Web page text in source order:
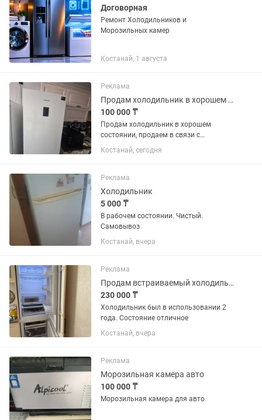
Договорная
Ремонт Холодильников и
Морозильных камер
Костанай, 1 августа
Реклама
Продам холодильник в хорошем состоянии
100 000 ₸
Продам холодильник в хорошем
состоянии, продаем в связи с
переездом
Костанай, сегодня
Реклама
Холодильник
5 000 ₸
В рабочем состоянии. Чистый.
Самовывоз
Костанай, вчера
Реклама
Продам встраиваемый холодильник
230 000 ₸
Холодильник был в использовании 2
года. Состояние отличное
Костанай, вчера
Реклама
Морозильная камера авто
100 000 ₸
Морозильная камера для авто